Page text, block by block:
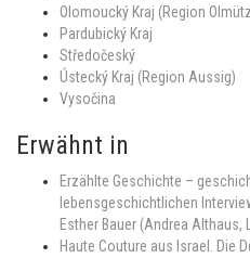
Olomoucký Kraj (Region
Pardubický Kraj
Středočeský
Ústecký Kraj (Region Aussig)
Vysočina
Erwähnt in
Erzählte Geschichte –
lebensgeschichtlichen
Esther Bauer (Andrea Althaus,
Haute Couture aus Israel. Die